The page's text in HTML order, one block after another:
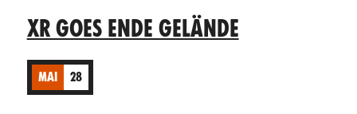
XR GOES ENDE GELÄNDE
MAI 28